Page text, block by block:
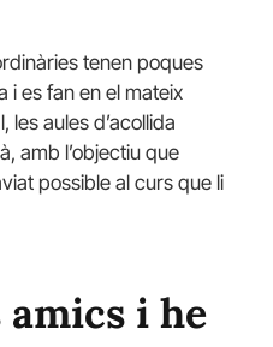
tenen poques
i es fan en el mateix
les aules d’acollida
amb l’objectiu que
possible al curs que li
i he